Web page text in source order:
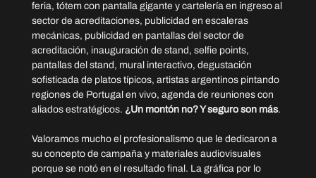
feria, tótem con pantalla gigante y cartelería en ingreso al
sector de acreditaciones, publicidad en escaleras
mecánicas, publicidad en pantallas del sector de
acreditación, inauguración de stand, selfie points,
pantallas del stand, mural interactivo, degustación
sofisticada de platos típicos, artistas argentinos pintando
regiones de Portugal en vivo, agenda de reuniones con
aliados estratégicos. ¿Un montón no? Y seguro son más.
Valoramos mucho el profesionalismo que le dedicaron a
su concepto de campaña y materiales audiovisuales
porque se notó en el resultado final. La gráfica por lo